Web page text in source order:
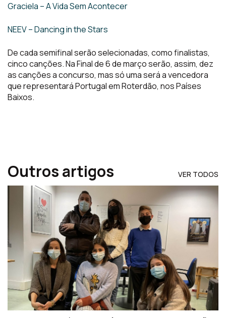
Graciela – A Vida Sem Acontecer
NEEV – Dancing in the Stars
De cada semifinal serão selecionadas, como finalistas,
cinco canções. Na Final de 6 de março serão, assim, dez
as canções a concurso, mas só uma será a vencedora
que representará Portugal em Roterdão, nos Países
Baixos.
Outros artigos VER TODOS